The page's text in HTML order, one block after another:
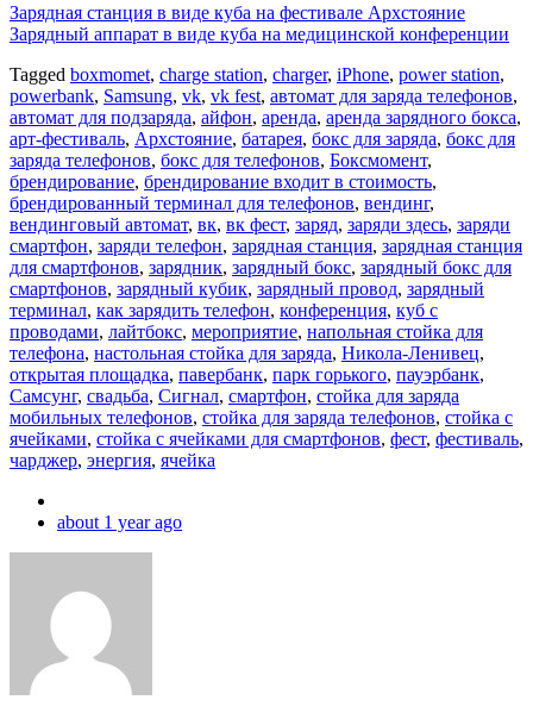
Post
navigation
Зарядная станция в виде куба на фестивале Архстояние
Зарядный аппарат в виде куба на медицинской конференции
Tagged boxmomet, charge station, charger, iPhone, power station,
powerbank, Samsung, vk, vk fest, автомат для заряда телефонов,
автомат для подзаряда, айфон, аренда, аренда зарядного бокса,
арт-фестиваль, Архстояние, батарея, бокс для заряда, бокс для
заряда телефонов, бокс для телефонов, Боксмомент,
брендирование, брендирование входит в стоимость,
брендированный терминал для телефонов, вендинг,
вендинговый автомат, вк, вк фест, заряд, заряди здесь, заряди
смартфон, заряди телефон, зарядная станция, зарядная станция
для смартфонов, зарядник, зарядный бокс, зарядный бокс для
смартфонов, зарядный кубик, зарядный провод, зарядный
терминал, как зарядить телефон, конференция, куб с
проводами, лайтбокс, мероприятие, напольная стойка для
телефона, настольная стойка для заряда, Никола-Ленивец,
открытая площадка, павербанк, парк горького, пауэрбанк,
Самсунг, свадьба, Сигнал, смартфон, стойка для заряда
мобильных телефонов, стойка для заряда телефонов, стойка с
ячейками, стойка с ячейками для смартфонов, фест, фестиваль,
чарджер, энергия, ячейка
about 1 year ago